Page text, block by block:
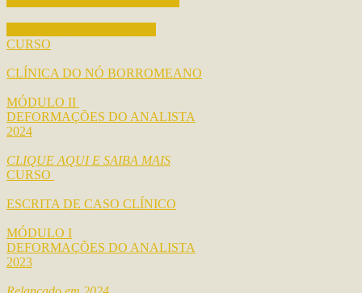
CURSO
CLÍNICA DO NÓ BORROMEANO
MÓDULO II
DEFORMAÇÕES DO ANALISTA
2024
CLIQUE AQUI E SAIBA MAIS
CURSO
ESCRITA DE CASO CLÍNICO
MÓDULO I
DEFORMAÇÕES DO ANALISTA
2023